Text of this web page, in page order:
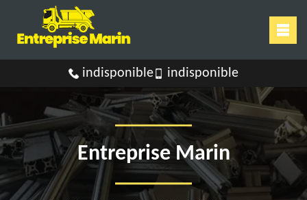
indisponible indisponible
Entreprise Marin